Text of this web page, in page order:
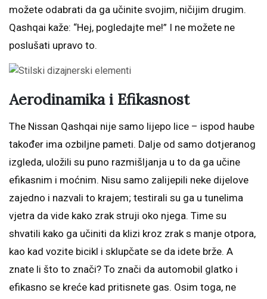
možete odabrati da ga učinite svojim, ničijim drugim.
Qashqai kaže: “Hej, pogledajte me!” I ne možete ne
poslušati upravo to.
Aerodinamika i Efikasnost
The Nissan Qashqai nije samo lijepo lice – ispod haube
također ima ozbiljne pameti. Dalje od samo dotjeranog
izgleda, uložili su puno razmišljanja u to da ga učine
efikasnim i moćnim. Nisu samo zalijepili neke dijelove
zajedno i nazvali to krajem; testirali su ga u tunelima
vjetra da vide kako zrak struji oko njega. Time su
shvatili kako ga učiniti da klizi kroz zrak s manje otpora,
kao kad vozite bicikl i sklupčate se da idete brže. A
znate li što to znači? To znači da automobil glatko i
efikasno se kreće kad pritisnete gas. Osim toga, ne